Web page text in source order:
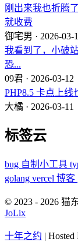
刚出来我也折腾
就收费
御宅男 · 2026-03-
我看到了，小破
恐...
09君 · 2026-03-12
PHP8.5 卡点上
大橘 · 2026-03-11
标签云
bug 自制小工具
golang vercel 博客
© 2023 - 2026 猫
JoLix
十年之约 | Hosted